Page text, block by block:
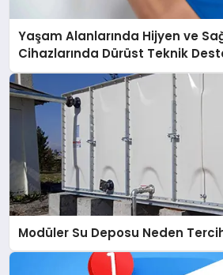
Yaşam Alanlarında Hijyen ve
Cihazlarında Dürüst Teknik
Modüler Su Deposu Neden